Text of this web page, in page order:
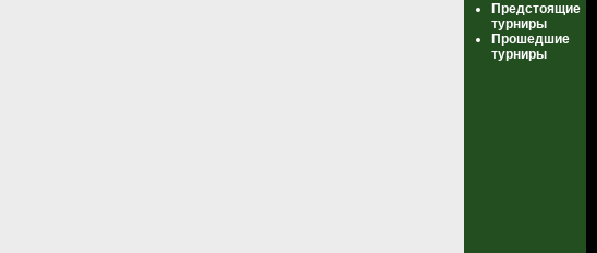
Предстоящие
турниры
Прошедшие
турниры